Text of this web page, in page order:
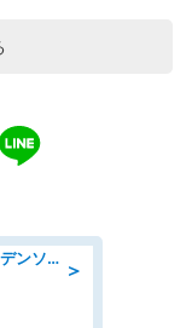
＞
入社特典58万円、寮費完備で無料!デンソーで働こう!自動車工場で小型部品の検査業務 denso aichi